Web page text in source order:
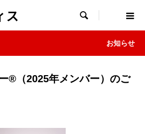
ス 
お知らせ
®（2025年メンバー）のご